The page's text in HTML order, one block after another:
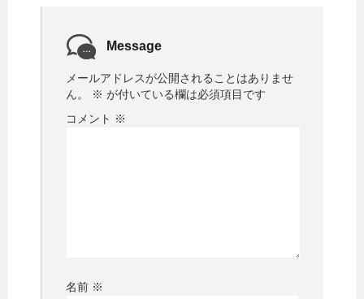
Message
メールアドレスが公開されることはありませ
ん。
※ が付いている欄は必須項目です
コメント ※
名前 ※